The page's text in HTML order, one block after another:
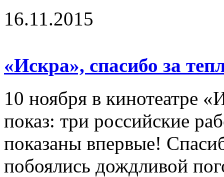
16.11.2015
«Искра», спасибо за
10 ноября в кинотеатре
показ: три российские
показаны впервые!
побоялись дождливой